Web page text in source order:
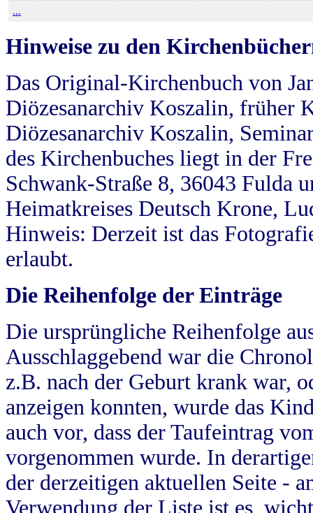
...
Hinweise zu den
Das Original-Kirchenbuch von
Diözesanarchiv Koszalin, früher
Diözesanarchiv Koszalin,
des Kirchenbuches liegt in der
Schwank-Straße 8, 36043 Fulda
Heimatkreises Deutsch Krone,
Hinweis: Derzeit ist das
erlaubt.
Die Reihenfolge der Einträge
Die ursprüngliche Reihenfolge
Ausschlaggebend war die
z.B. nach der Geburt krank war,
anzeigen konnten, wurde das
auch vor, dass der Taufeintrag
vorgenommen wurde. In
der derzeitigen aktuellen Seite -
Verwendung der Liste ist es